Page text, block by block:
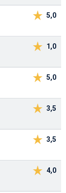
5,0
1,0
5,0
3,5
3,5
4,0